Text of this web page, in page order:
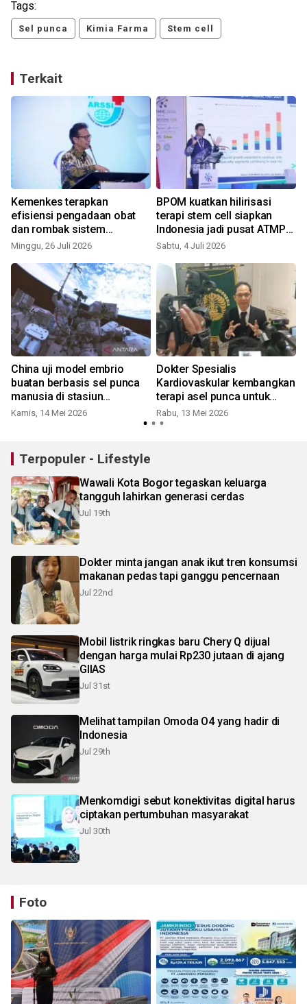
Tags:
Sel punca Kimia Farma Stem cell
Terkait
Kemenkes terapkan
efisiensi pengadaan obat
dan rombak sistem
akreditasi RS
Minggu, 26 Juli 2026
BPOM kuatkan hilirisasi
terapi stem cell siapkan
Indonesia jadi pusat ATMP
Asia Pasifik
Sabtu, 4 Juli 2026
China uji model embrio
buatan berbasis sel punca
manusia di stasiun
antariksa
Kamis, 14 Mei 2026
Dokter Spesialis
Kardiovaskular kembangkan
terapi asel punca untuk
pemulihan penyakit jantung
Rabu, 13 Mei 2026
Terpopuler - Lifestyle
Wawali Kota Bogor tegaskan keluarga
tangguh lahirkan generasi cerdas
Jul 19th
Dokter minta jangan anak ikut tren konsumsi
makanan pedas tapi ganggu pencernaan
Jul 22nd
Mobil listrik ringkas baru Chery Q dijual
dengan harga mulai Rp230 jutaan di ajang
GIIAS
Jul 31st
Melihat tampilan Omoda O4 yang hadir di
Indonesia
Jul 29th
Menkomdigi sebut konektivitas digital harus
ciptakan pertumbuhan masyarakat
Jul 30th
Foto